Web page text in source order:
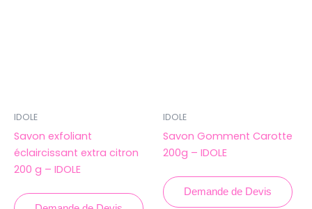
IDOLE
Savon exfoliant
éclaircissant extra citron
200 g – IDOLE
IDOLE
Savon Gomment Carotte
200g – IDOLE
Demande de Devis